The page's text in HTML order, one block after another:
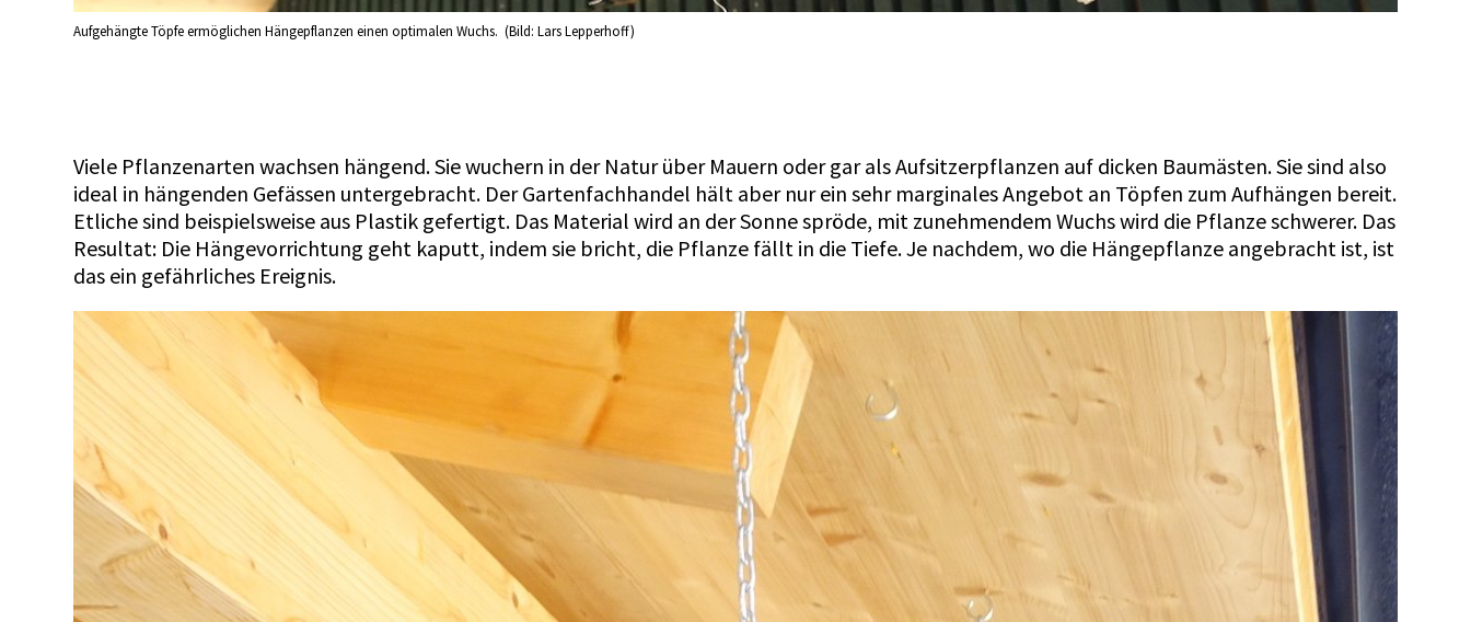
Aufgehängte Töpfe ermöglichen Hängepflanzen einen optimalen Wuchs. (Bild: Lars Lepperhoff)
Viele Pflanzenarten wachsen hängend. Sie wuchern in der Natur über Mauern oder gar als Aufsitzerpflanzen auf dicken Baumästen. Sie sind also
ideal in hängenden Gefässen untergebracht. Der Gartenfachhandel hält aber nur ein sehr marginales Angebot an Töpfen zum Aufhängen bereit.
Etliche sind beispielsweise aus Plastik gefertigt. Das Material wird an der Sonne spröde, mit zunehmendem Wuchs wird die Pflanze schwerer. Das
Resultat: Die Hängevorrichtung geht kaputt, indem sie bricht, die Pflanze fällt in die Tiefe. Je nachdem, wo die Hängepflanze angebracht ist, ist
das ein gefährliches Ereignis.